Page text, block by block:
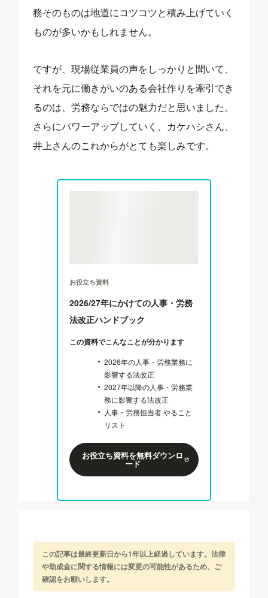
務そのものは地道にコツコツと積み上げていく
ものが多いかもしれません。
ですが、現場従業員の声をしっかりと聞いて、
それを元に働きがいのある会社作りを牽引でき
るのは、労務ならではの魅力だと思いました。
さらにパワーアップしていく、カケハシさん、
井上さんのこれからがとても楽しみです。
お役立ち資料
2026/27年にかけての人事・労務
法改正ハンドブック
この資料でこんなことが分かります
2026年の人事・労務業務に
影響する法改正
2027年以降の人事・労務業
務に影響する法改正
人事・労務担当者 やること
リスト
お役立ち資料を無料ダウンロ
ード
この記事は最終更新日から1年以上経過しています。法律
や助成金に関する情報には変更の可能性があるため、ご
確認をお願いします。